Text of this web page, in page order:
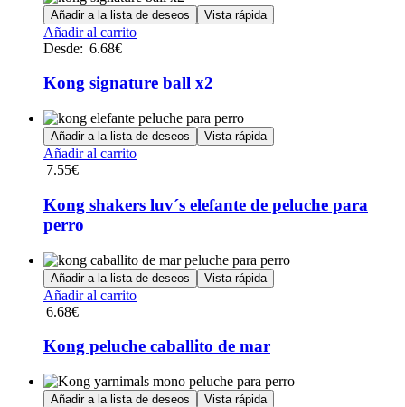
Añadir a la lista de deseos Vista rápida
Añadir al carritoEste
múltiples
Las
opciones
se
pueden
la
producto
Desde: 6.68€
Kong signature ball x2
Añadir a la lista de deseos Vista rápida
Añadir al carrito
7.55€
Kong shakers luv´s elefante de peluche para
perro
Añadir a la lista de deseos Vista rápida
Añadir al carrito
6.68€
Kong peluche caballito de mar
Añadir a la lista de deseos Vista rápida